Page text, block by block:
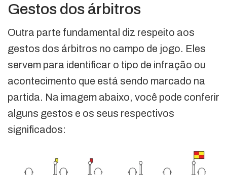
Gestos dos árbitros
Outra parte fundamental diz respeito aos
gestos dos árbitros no campo de jogo. Eles
servem para identificar o tipo de infração ou
acontecimento que está sendo marcado na
partida. Na imagem abaixo, você pode conferir
alguns gestos e os seus respectivos
significados: